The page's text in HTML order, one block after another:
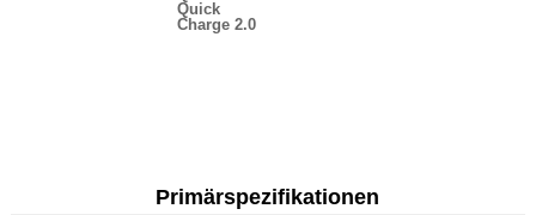
Quick
Charge 2.0
Primärspezifikationen